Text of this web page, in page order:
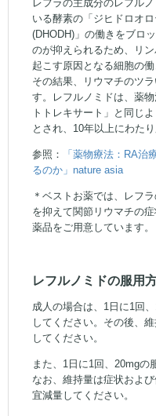
いる酵素の「ジヒドロオ
(DHODH)」の働きをブロ
のが抑えられるため、リ
起こす原因となる細胞の
その結果、リウマチのツ
す。レフルノミドは、薬
トトレキサート」と同じ
とされ、10年以上にわた
参照：
「薬物療法：RA治
るのか」nature asia
＊ベストお薬では、レフ
を抑えて関節リウマチの
薬品をご用意しています。
レフルノミドの服用
成人の場合は、1日に1回
してください。その後、
してください。
また、1日に1回、20mgの
なお、維持量は症状およ
宜減量してください。